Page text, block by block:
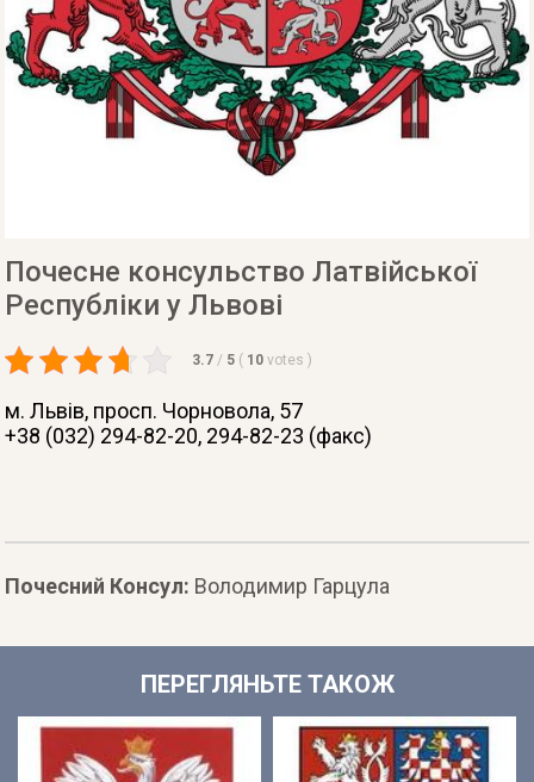
ДОВІДКА
Почесне консульство Латвійської
Республіки у Львові
3.7 / 5 ( 10 votes )
м. Львів, просп. Чорновола, 57
+38 (032) 294-82-20, 294-82-23 (факс)
Почесний Консул: Володимир Гарцула
ПЕРЕГЛЯНЬТЕ ТАКОЖ